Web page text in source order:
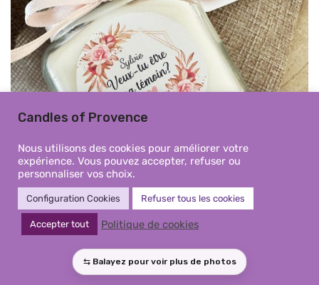
Bougie cadeau personnalisé
demande témoin mariage –
Modèle Couronne Fleurs Rosées
Candles of Provence
Nous utilisons des cookies pour améliorer votre
expérience. Vous pouvez accepter, refuser ou
personnaliser vos choix.
Configuration Cookies Refuser tous les cookies
Accepter tout Politique de cookies